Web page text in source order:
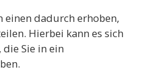
einen dadurch erhoben,
Hierbei kann es sich
die Sie in ein